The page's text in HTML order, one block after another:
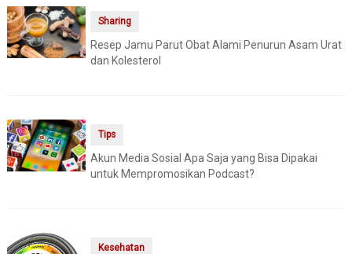
Sharing
Resep Jamu Parut Obat Alami Penurun Asam Urat
dan Kolesterol
Tips
Akun Media Sosial Apa Saja yang Bisa Dipakai
untuk Mempromosikan Podcast?
Kesehatan